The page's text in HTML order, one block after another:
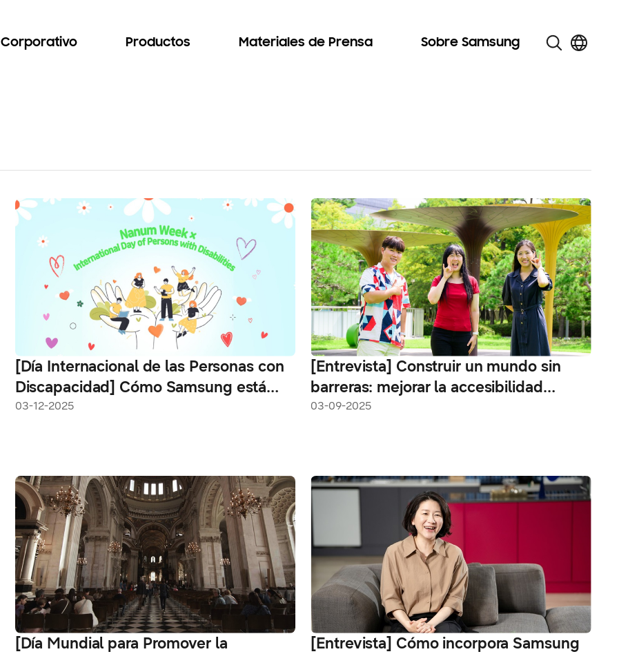
Corporativo Productos Materiales de Prensa Sobre Samsung
[Día Internacional de las Personas con
Discapacidad] Cómo Samsung está
impulsando la accesibilidad para todos
03-12-2025
[Entrevista] Construir un mundo sin
barreras: mejorar la accesibilidad
auditiva en One UI 8 con Samsung
03-09-2025
[Día Mundial para Promover la
[Entrevista] Cómo incorpora Samsung